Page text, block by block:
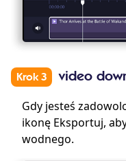
Krok 3 video
Gdy jesteś
ikonę Eksportuj,
wodnego.